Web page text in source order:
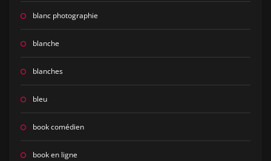
blanc photographie
blanche
blanches
bleu
book comédien
book en ligne